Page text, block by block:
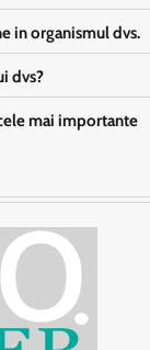
in organismul dvs.
dvs?
mai importante